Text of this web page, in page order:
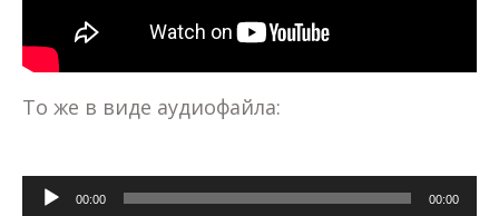
То же в виде аудиофайла:
Аудиоплеер
00:00 00:00